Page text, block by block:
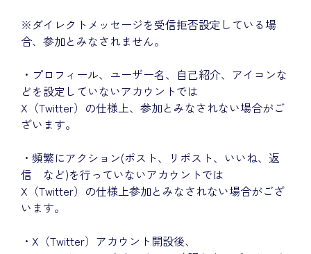
※ダイレクトメッセージを受信拒否設定している場
合、参加とみなされません。
・プロフィール、ユーザー名、自己紹介、アイコンな
どを設定していないアカウントでは
X（Twitter）の仕様上、参加とみなされない場合がご
ざいます。
・頻繁にアクション(ポスト、リポスト、いいね、返
信 など)を行っていないアカウントでは
X（Twitter）の仕様上参加とみなされない場合がござ
います。
・X（Twitter）アカウント開設後、